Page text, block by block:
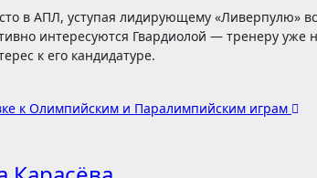
в АПЛ, уступая лидирующему «Ливерпулю»
интересуются Гвардиолой — тренеру уже
к его кандидатуре.
к Олимпийским и Паралимпийским играм